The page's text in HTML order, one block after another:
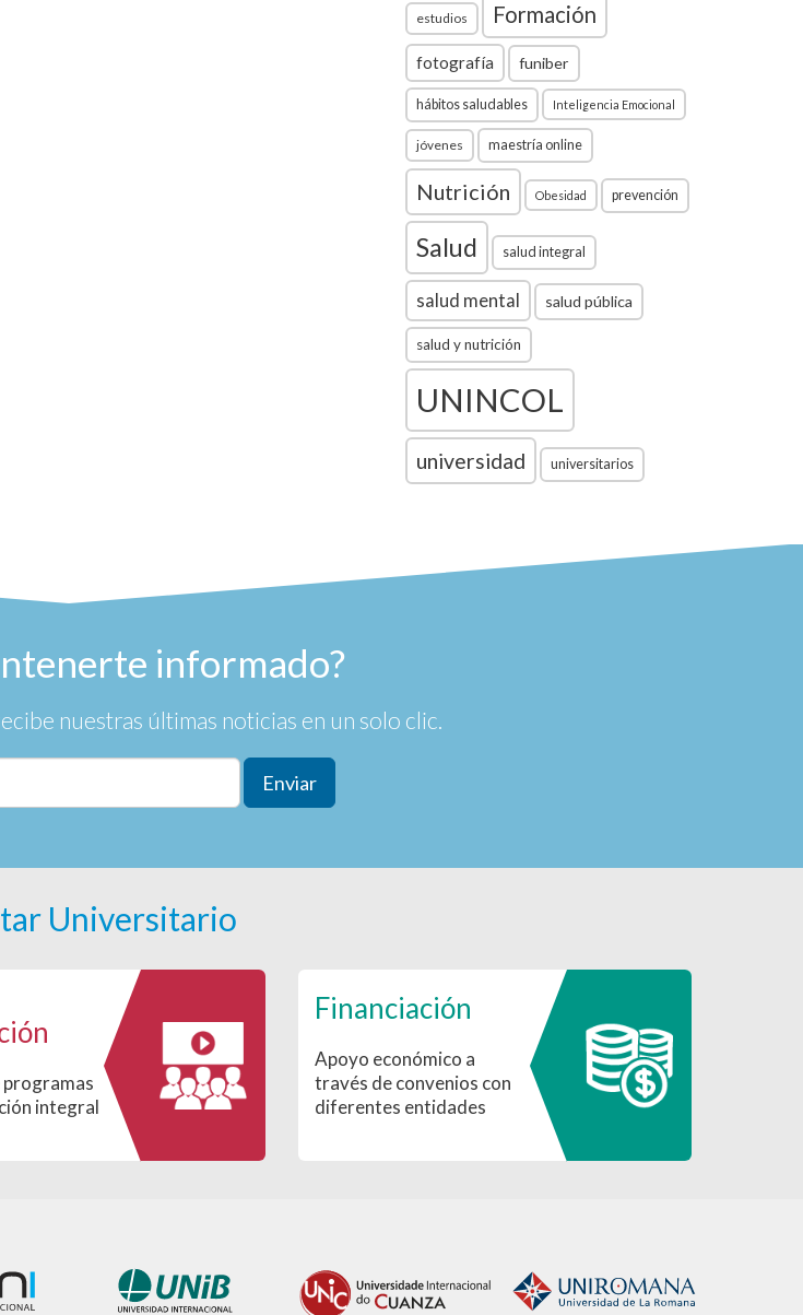
estudios Formación
fotografía funiber
hábitos saludables Inteligencia Emocional
jóvenes maestría online
Nutrición Obesidad prevención
Salud salud integral
salud mental salud pública
salud y nutrición
UNINCOL
universidad universitarios
informado?
nuestras últimas noticias en un solo clic.
Enviar
Universitario
integral
Financiación
Apoyo económico a
través de convenios con
diferentes entidades